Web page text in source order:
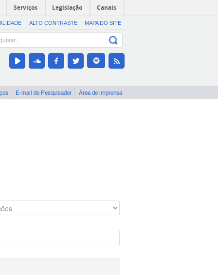
Serviços Legislação Canais
ALTO CONTRASTE MAPA DO SITE
E-mail do Pesquisador Área de imprensa